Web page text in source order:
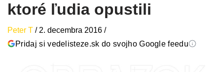
ktoré ľudia opustili
Peter T / 2. decembra 2016 /
Pridaj si vedelisteze.sk do svojho Google feedu